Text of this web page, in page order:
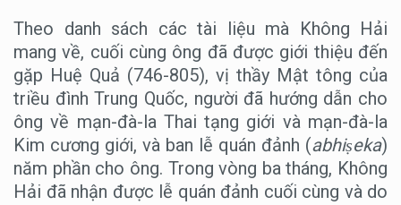
Theo danh sách các tài liệu mà Không Hải
mang về, cuối cùng ông đã được giới thiệu đến
gặp Huệ Quả (746-805), vị thầy Mật tông của
triều đình Trung Quốc, người đã hướng dẫn cho
ông về mạn-đà-la Thai tạng giới và mạn-đà-la
Kim cương giới, và ban lễ quán đảnh (abhiṣeka)
năm phần cho ông. Trong vòng ba tháng, Không
Hải đã nhận được lễ quán đảnh cuối cùng và do